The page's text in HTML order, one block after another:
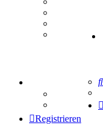
Mastodon
Tipprunde
Comunio
Registrieren